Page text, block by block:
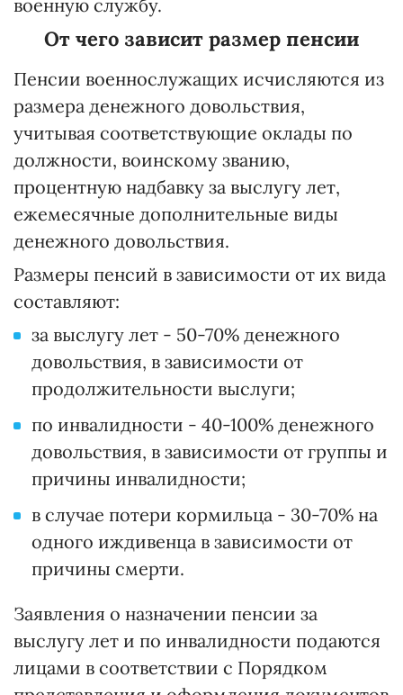
военную службу.
От чего зависит размер пенсии
Пенсии военнослужащих исчисляются из
размера денежного довольствия,
учитывая соответствующие оклады по
должности, воинскому званию,
процентную надбавку за выслугу лет,
ежемесячные дополнительные виды
денежного довольствия.
Размеры пенсий в зависимости от их вида
составляют:
за выслугу лет - 50-70% денежного
довольствия, в зависимости от
продолжительности выслуги;
по инвалидности - 40-100% денежного
довольствия, в зависимости от группы и
причины инвалидности;
в случае потери кормильца - 30-70% на
одного иждивенца в зависимости от
причины смерти.
Заявления о назначении пенсии за
выслугу лет и по инвалидности подаются
лицами в соответствии с Порядком